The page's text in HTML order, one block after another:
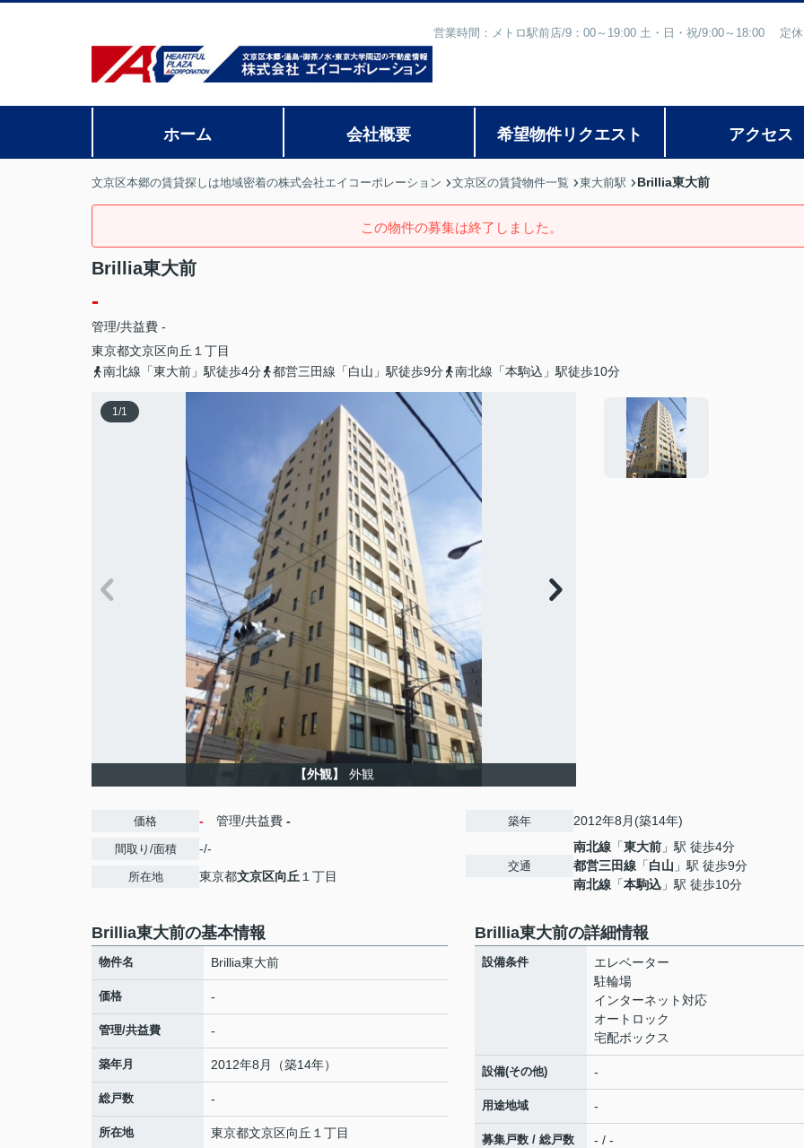
営業時間：メトロ駅前店/9：00～19:00 土・日・祝/9:00～18:00 定
ホーム 会社概要 希望物件リクエスト アクセス
文京区本郷の賃貸探しは地域密着の株式会社エイコーポレーション 文京区の賃貸物件一覧 東大前駅 Brillia東大前
この物件の募集は終了しました。
Brillia東大前
-
管理/共益費 -
東京都文京区向丘 １丁目
南北線「東大前」駅徒歩4分
都営三田線「白山」駅徒歩9分 南北線「本駒込」駅徒歩10分
1/1
【外観】 外観
価格 - 管理/共益費 -
間取り/面積 -/-
所在地 東京都文京区向丘 １丁目
築年 2012年8月(築14年)
交通
南北線 「東大前 」駅 徒歩4分
都営三田線 「白山 」駅 徒歩9分
南北線 「本駒込 」駅 徒歩10分
Brillia東大前の基本情報
物件名 Brillia東大前
価格 -
管理/共益費 -
築年月 2012年8月（築14年）
総戸数 -
所在地 東京都文京区向丘 １丁目
Brillia東大前の詳細情報
設備条件
エレベーター
駐輪場
インターネット対応
オートロック
宅配ボックス
設備(その他) -
用途地域 -
募集戸数 / 総戸数 - / -